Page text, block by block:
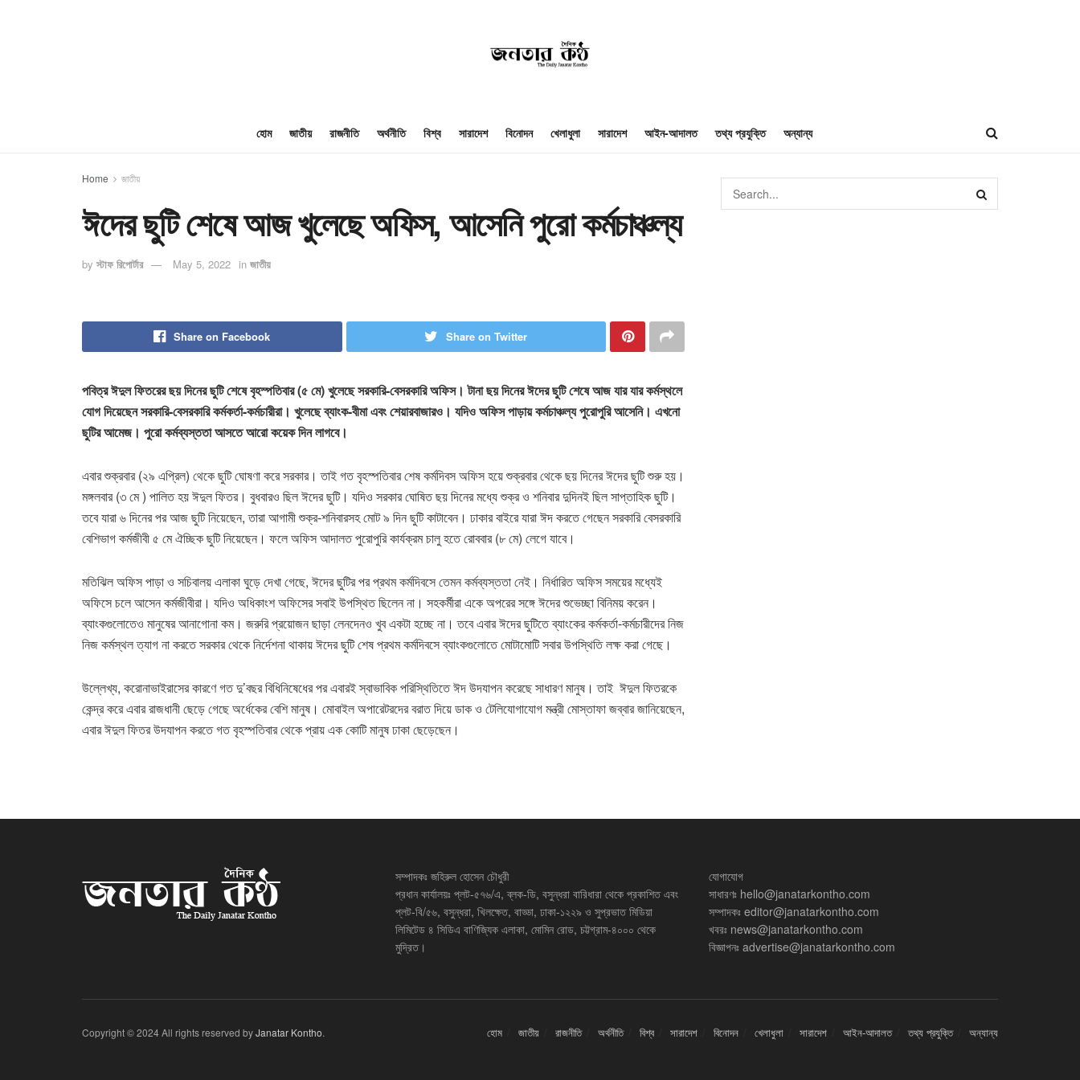
হোম জাতীয় রাজনীতি অর্থনীতি বিশ্ব সারাদেশ বিনোদন খেলাধুলা সারাদেশ আইন-আদালত তথ্য প্রযুক্তি অন্যান্য
Home জাতীয়
ঈদের ছুটি শেষে আজ খুলেছে অফিস, আসেনি পুরো কর্মচাঞ্চল্য
by স্টাফ রিপোর্টার May 5, 2022 in জাতীয়
Share on Facebook Share on Twitter
পবিত্র ঈদুল ফিতরের ছয় দিনের ছুটি শেষে বৃহস্পতিবার (৫ মে) খুলেছে সরকারি-বেসরকারি অফিস। টানা ছয় দিনের ঈদের ছুটি শেষে আজ যার যার কর্মস্থলে
যোগ দিয়েছেন সরকারি-বেসরকারি কর্মকর্তা-কর্মচারীরা। খুলেছে ব্যাংক-বীমা এবং শেয়ারবাজারও। যদিও অফিস পাড়ায় কর্মচাঞ্চল্য পুরোপুরি আসেনি। এখনো
ছুটির আমেজ। পুরো কর্মব্যস্ততা আসতে আরো কয়েক দিন লাগবে।
এবার শুক্রবার (২৯ এপ্রিল) থেকে ছুটি ঘোষণা করে সরকার। তাই গত বৃহস্পতিবার শেষ কর্মদিবস অফিস হয়ে শুক্রবার থেকে ছয় দিনের ঈদের ছুটি শুরু হয়।
মঙ্গলবার (৩ মে ) পালিত হয় ঈদুল ফিতর। বুধবারও ছিল ঈদের ছুটি। যদিও সরকার ঘোষিত ছয় দিনের মধ্যে শুক্র ও শনিবার দুদিনই ছিল সাপ্তাহিক ছুটি।
তবে যারা ৬ দিনের পর আজ ছুটি নিয়েছেন, তারা আগামী শুক্র-শনিবারসহ মোট ৯ দিন ছুটি কাটাবেন। ঢাকার বাইরে যারা ঈদ করতে গেছেন সরকারি বেসরকারি
বেশিভাগ কর্মজীবী ৫ মে ঐচ্ছিক ছুটি নিয়েছেন। ফলে অফিস আদালত পুরোপুরি কার্যক্রম চালু হতে রোববার (৮ মে) লেগে যাবে।
মতিঝিল অফিস পাড়া ও সচিবালয় এলাকা ঘুড়ে দেখা গেছে, ঈদের ছুটির পর প্রথম কর্মদিবসে তেমন কর্মব্যস্ততা নেই। নির্ধারিত অফিস সময়ের মধ্যেই
অফিসে চলে আসেন কর্মজীবীরা। যদিও অধিকাংশ অফিসের সবাই উপস্থিত ছিলেন না। সহকর্মীরা একে অপরের সঙ্গে ঈদের শুভেচ্ছা বিনিময় করেন।
ব্যাংকগুলোতেও মানুষের আনাগোনা কম। জরুরি প্রয়োজন ছাড়া লেনদেনও খুব একটা হচ্ছে না। তবে এবার ঈদের ছুটিতে ব্যাংকের কর্মকর্তা-কর্মচারীদের নিজ
নিজ কর্মস্থল ত্যাগ না করতে সরকার থেকে নির্দেশনা থাকায় ঈদের ছুটি শেষ প্রথম কর্মদিবসে ব্যাংকগুলোতে মোটামোটি সবার উপস্থিতি লক্ষ করা গেছে।
উল্লেখ্য, করোনাভাইরাসের কারণে গত দু’বছর বিধিনিষেধের পর এবারই স্বাভাবিক পরিস্থিতিতে ঈদ উদযাপন করেছে সাধারণ মানুষ। তাই ঈদুল ফিতরকে
কেন্দ্র করে এবার রাজধানী ছেড়ে গেছে অর্ধেকের বেশি মানুষ। মোবাইল অপারেটরদের বরাত দিয়ে ডাক ও টেলিযোগাযোগ মন্ত্রী মোস্তাফা জব্বার জানিয়েছেন,
এবার ঈদুল ফিতর উদযাপন করতে গত বৃহস্পতিবার থেকে প্রায় এক কোটি মানুষ ঢাকা ছেড়েছেন।
সম্পাদকঃ জহিরুল হোসেন চৌধুরী
প্রধান কার্যালয়ঃ প্লট-৫৭৬/এ, ব্লক-ডি, বসুন্ধরা বারিধারা থেকে প্রকাশিত এবং
প্লট-বি/৫৬, বসুন্ধরা, খিলক্ষেত, বাড্ডা, ঢাকা-১২২৯ ও সুপ্রভাত মিডিয়া
লিমিটেড ৪ সিডিএ বাণিজ্যিক এলাকা, মোমিন রোড, চট্টগ্রাম-৪০০০ থেকে
মুদ্রিত।
যোগাযোগ
সাধারণঃ hello@janatarkontho.com
সম্পাদকঃ editor@janatarkontho.com
খবরঃ news@janatarkontho.com
বিজ্ঞাপনঃ advertise@janatarkontho.com
হোম জাতীয় রাজনীতি অর্থনীতি বিশ্ব সারাদেশ বিনোদন খেলাধুলা সারাদেশ আইন-আদালত তথ্য প্রযুক্তি অন্যান্য
Copyright © 2024 All rights reserved byJanatar Kontho.